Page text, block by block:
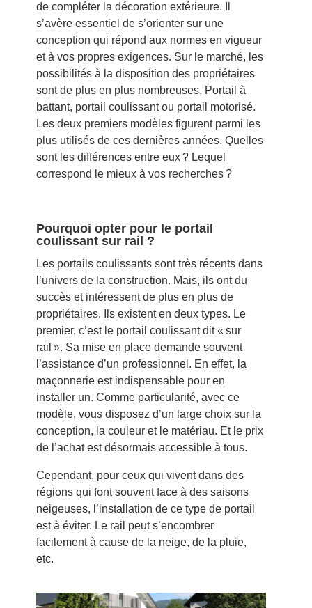
de compléter la décoration extérieure. Il
s’avère essentiel de s’orienter sur une
conception qui répond aux normes en vigueur
et à vos propres exigences. Sur le marché, les
possibilités à la disposition des propriétaires
sont de plus en plus nombreuses. Portail à
battant, portail coulissant ou portail motorisé.
Les deux premiers modèles figurent parmi les
plus utilisés de ces dernières années. Quelles
sont les différences entre eux ? Lequel
correspond le mieux à vos recherches ?
Pourquoi opter pour le portail
coulissant sur rail ?
Les portails coulissants sont très récents dans
l’univers de la construction. Mais, ils ont du
succès et intéressent de plus en plus de
propriétaires. Ils existent en deux types. Le
premier, c’est le portail coulissant dit « sur
rail ». Sa mise en place demande souvent
l’assistance d’un professionnel. En effet, la
maçonnerie est indispensable pour en
installer un. Comme particularité, avec ce
modèle, vous disposez d’un large choix sur la
conception, la couleur et le matériau. Et le prix
de l’achat est désormais accessible à tous.
Cependant, pour ceux qui vivent dans des
régions qui font souvent face à des saisons
neigeuses, l’installation de ce type de portail
est à éviter. Le rail peut s’encombrer
facilement à cause de la neige, de la pluie,
etc.